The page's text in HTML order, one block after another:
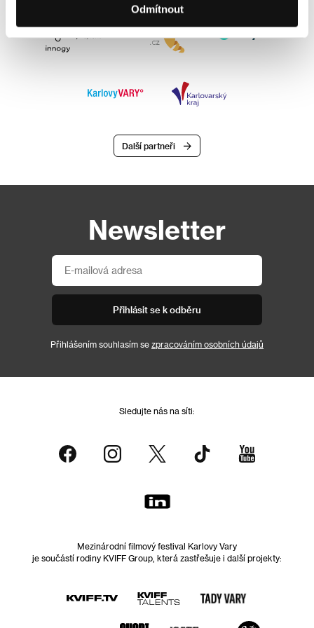
Odmítnout
Další partneři
Newsletter
Přihlásit se k odběru
Přihlášením souhlasím se zpracováním osobních údajů
Sledujte nás na síti:
Mezinárodní filmový festival Karlovy Vary
je součástí rodiny KVIFF Group, která zastřešuje i další projekty: